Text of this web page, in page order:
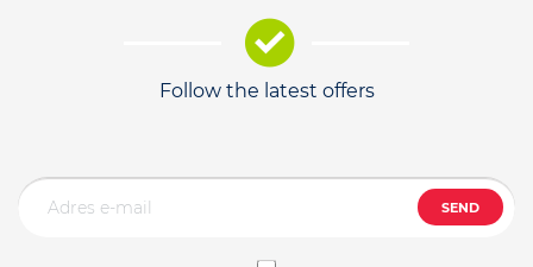
Follow the latest offers
SEND